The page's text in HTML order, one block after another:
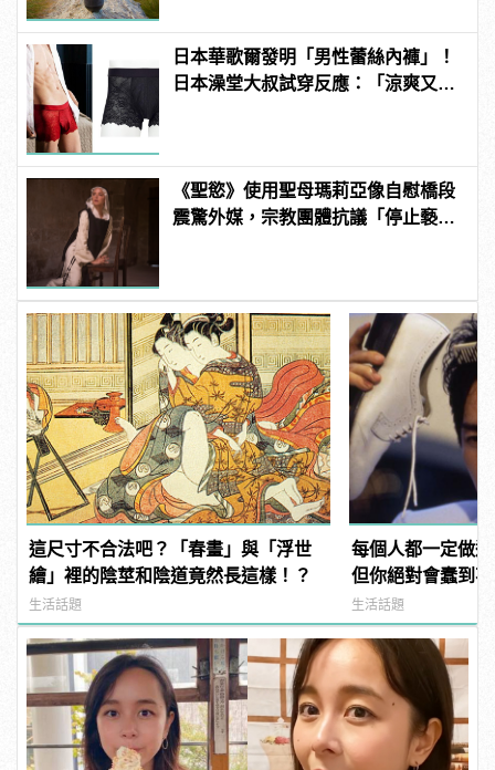
日本華歌爾發明「男性蕾絲內褲」！
日本澡堂大叔試穿反應：「涼爽又透
《聖慾》使用聖母瑪莉亞像自慰橋段
震驚外媒，宗教團體抗議「停止褻
這尺寸不合法吧？「春畫」與「浮世
繪」裡的陰莖和陰道竟然長這樣！？
生活話題
每個人都一定做
但你絕對會蠢到
生活話題